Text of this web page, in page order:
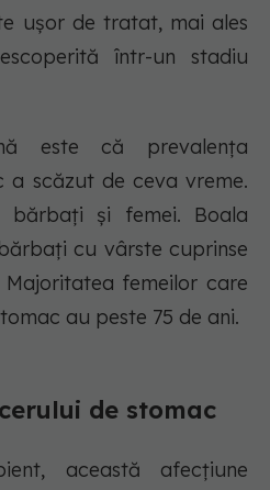
ușor de tratat, mai ales
într-un stadiu
este că prevalența
a scăzut de ceva vreme.
bărbați și femei. Boala
cu vârste cuprinse
femeilor care
au peste 75 de ani.
de stomac
această afecțiune